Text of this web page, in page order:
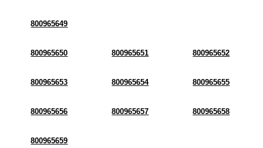
800965649
800965650 800965651 800965652
800965653 800965654 800965655
800965656 800965657 800965658
800965659